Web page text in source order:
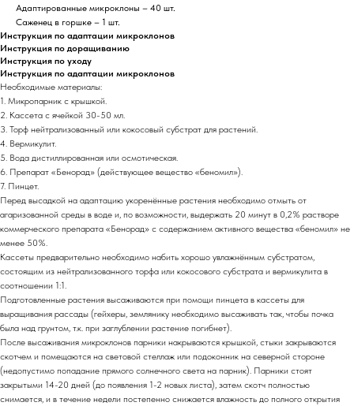
Адаптированные микроклоны – 40 шт.
Саженец в горшке – 1 шт.
Инструкция по адаптации микроклонов
Инструкция по доращиванию
Инструкция по уходу
Инструкция по адаптации микроклонов
Необходимые материалы:
1. Микропарник с крышкой.
2. Кассета с ячейкой 30-50 мл.
3. Торф нейтрализованный или кокосовый субстрат для растений.
4. Вермикулит.
5. Вода дистиллированная или осмотическая.
6. Препарат «Бенорад» (действующее вещество «беномил»).
7. Пинцет.
Перед высадкой на адаптацию укоренённые растения необходимо отмыть от
агаризованной среды в воде и, по возможности, выдержать 20 минут в 0,2% растворе
коммерческого препарата «Бенорад» с содержанием активного вещества «беномил» не
менее 50%.
Кассеты предварительно необходимо набить хорошо увлажнённым субстратом,
состоящим из нейтрализованного торфа или кокосового субстрата и вермикулита в
соотношении 1:1.
Подготовленные растения высаживаются при помощи пинцета в кассеты для
выращивания рассады (гейхеры, землянику необходимо высаживать так, чтобы почка
была над грунтом, т.к. при заглублении растение погибнет).
После высаживания микроклонов парники накрываются крышкой, стыки закрываются
скотчем и помещаются на световой стеллаж или подоконник на северной стороне
(недопустимо попадание прямого солнечного света на парник). Парники стоят
закрытыми 14-20 дней (до появления 1-2 новых листа), затем скотч полностью
снимается, и в течение недели постепенно снижается влажность до полного открытия